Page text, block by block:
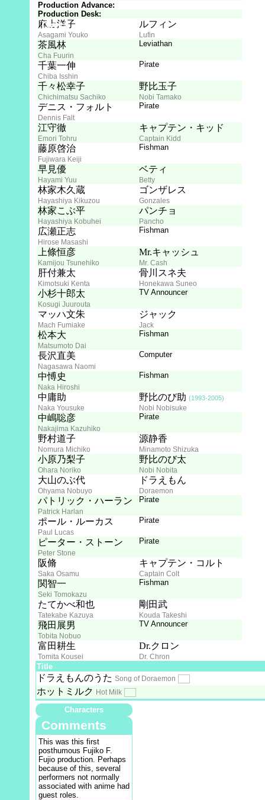
Production Advance:
Production Desk:
Cast
麻上洋子
Asagami Youko
ルフィン
Lufin
茶風林
Cha Fuurin
Leviathan
千葉一伸
Chiba Isshin
Pirate
千々松幸子
Chichimatsu Sachiko
野比玉子
Nobi Tamako
デニス・フォルト
Dennis Falt
Pirate
江守徹
Emori Tohru
キャプテン・キッド
Captain Kidd
藤原啓治
Fujiwara Keiji
Fishman
早見優
Hayami Yuu
ベティ
Betty
林家木久蔵
Hayashiya Kikuzou
ゴンザレス
Gonzales
林家こぶ平
Hayashiya Kobuhei
パンチョ
Pancho
広瀬正志
Hirose Masashi
Fishman
上條恒彦
Kamijou Tsunehiko
Mr.キャッシュ
Mr. Cash
肝付兼太
Kimotsuki Kenta
骨川スネ夫
Honekawa Suneo
小杉十郎太
Kosugi Juurouta
TV Announcer
マッハ文朱
Mach Fumiake
ジャック
Jack
松本大
Matsumoto Dai
Fishman
長沢直美
Nagasawa Naomi
Computer
中愽史
Naka Hiroshi
Fishman
中庸助
Naka Yousuke
野比のび助 (1993-2005)
Nobi Nobisuke
中嶋聡彦
Nakajima Kazuhiko
Pirate
野村道子
Nomura Michiko
源静香
Minamoto Shizuka
小原乃梨子
Ohara Noriko
野比のび太
Nobi Nobita
大山のぶ代
Ohyama Nobuyo
ドラえもん
Doraemon
パトリック・ハーラン
Patrick Harlan
Pirate
ポール・ルーカス
Paul Lucas
Pirate
ピーター・ストーン
Peter Stone
Pirate
阪脩
Saka Osamu
キャプテン・コルト
Captain Colt
関智一
Seki Tomokazu
Fishman
たてかべ和也
Tatekabe Kazuya
剛田武
Kouda Takeshi
飛田展男
Tobita Nobuo
TV Announcer
富田耕生
Tomita Kousei
Dr.クロン
Dr. Chron
Title
ドラえもんのうた Song of Doraemon
ホットミルク Hot Milk
Characters
Comments
This was this first
posthumous Fujiko F.
Fujio production. Perhaps
because of this, several
performers not normally
associated with anime had
guest roles.